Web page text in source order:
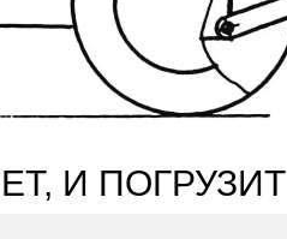
И ПОГРУЗИТ